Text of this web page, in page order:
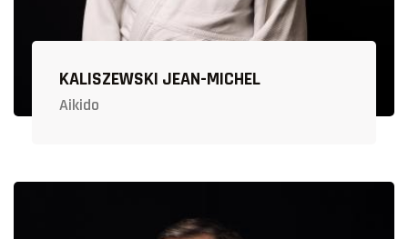
KALISZEWSKI JEAN-MICHEL
Aikido